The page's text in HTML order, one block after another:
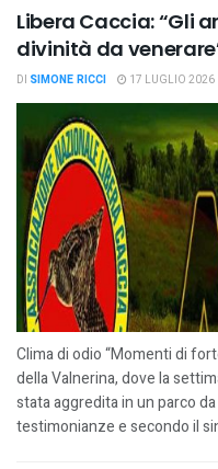
Libera Caccia: “Gli
divinità da
DI SIMONE RICCI 17 LUGLIO 2026
Clima di odio “Momenti di
della Valnerina, dove la
stata aggredita in un parco
testimonianze e secondo il